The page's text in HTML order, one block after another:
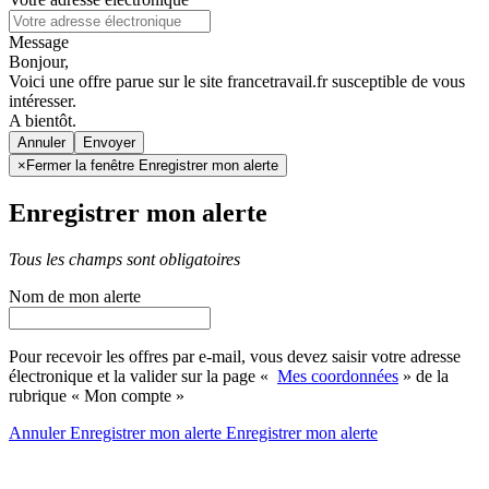
Message
Bonjour,
Voici une offre parue sur le site francetravail.fr susceptible de vous
intéresser.
A bientôt.
Annuler
× Fermer la fenêtre Enregistrer mon alerte
Enregistrer mon alerte
Tous les champs sont obligatoires
Nom de mon alerte
Pour recevoir les offres par e-mail, vous devez saisir votre adresse
électronique et la valider sur la page « Mes coordonnées » de la
rubrique « Mon compte »
AnnulerEnregistrer mon alerte Enregistrermon alerte